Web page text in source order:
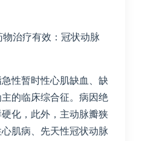
治疗有效：冠状动脉
性暂时性心肌缺血、缺
的临床综合征。病因绝
化，此外，主动脉瓣狭
肌病、先天性冠状动脉